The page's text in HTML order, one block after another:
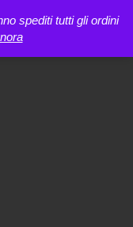
spediti tutti gli ordini